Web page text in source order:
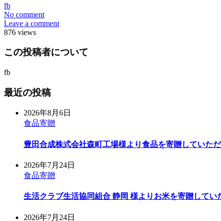
fb
No comment
Leave a comment
876 views
この投稿者について
fb
最近の投稿
2026年8月6日
食品寄贈
豊田合成株式会社森町工場様より食品を寄贈していた
2026年7月24日
食品寄贈
生活クラブ生活協同組合 静岡 様よりお米を寄贈してい
2026年7月24日